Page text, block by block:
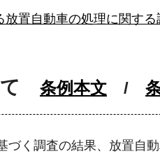
置自動車の処理に関する
て 条例本文 /
づく調査の結果、放置自